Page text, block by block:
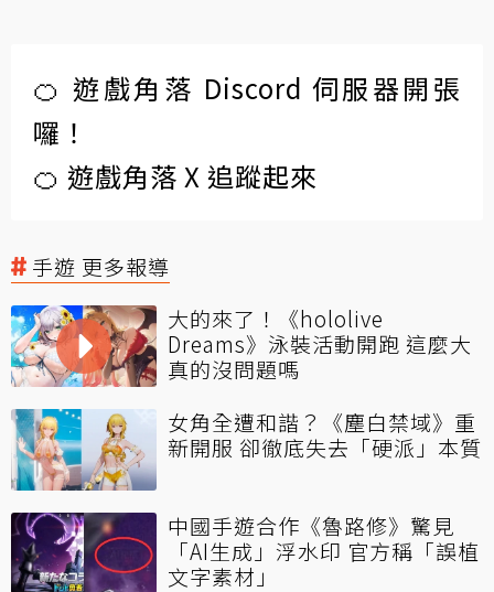
🍊 遊戲角落 Discord 伺服器開張
囉！
🍊 遊戲角落 X 追蹤起來
手遊 更多報導
大的來了！《hololive
Dreams》泳裝活動開跑 這麼大
真的沒問題嗎
女角全遭和諧？《塵白禁域》重
新開服 卻徹底失去「硬派」本質
中國手遊合作《魯路修》驚見
「AI生成」浮水印 官方稱「誤植
文字素材」